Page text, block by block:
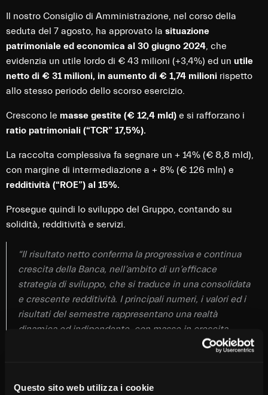
Questo sito web utilizza i cookie
Il nostro Consiglio di Amministrazione, nel corso della
seduta del 7 agosto, ha approvato la situazione
patrimoniale ed economica al 30 giugno 2024 , che
evidenzia un utile lordo di € 43 milioni (+3,4%) ed un utile
netto di € 31 milioni, in aumento di € 1,74 milioni rispetto
allo stesso periodo dello scorso esercizio.
Crescono le masse gestite (€ 12,4 mld) e si rafforzano i
ratio patrimoniali (“TCR” 17,5%).
La raccolta complessiva fa segnare un + 14% (€ 8,8 mld),
con margine di intermediazione a + 8% (€ 126 mln) e
redditività (“ROE”) al 15%.
Prosegue quindi lo sviluppo del Gruppo, contando su
solidità, redditività e servizi.
“Il risultato netto conferma la progressiva e continua
crescita della Banca, nell’ambito di un’efficace
strategia di sviluppo, che si traduce in una consolidata
e crescente redditività. I principali numeri, i valori ed i
risultati del semestre rappresentano una realtà
dinamica ed indipendente, con masse in crescita,
nell’ambito di un ben delineato percorso di sviluppo
commentato il nostro presidente Renato Barbieri.